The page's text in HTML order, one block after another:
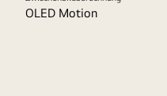
OLED Motion